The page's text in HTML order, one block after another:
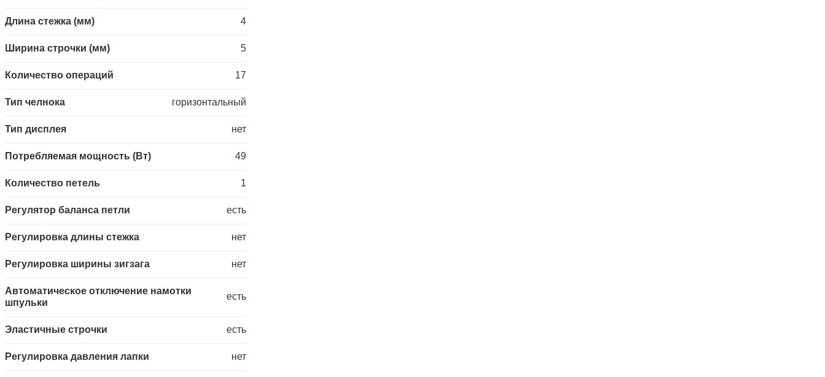
Длина стежка (мм) 4
Ширина строчки (мм) 5
Количество операций 17
Тип челнока горизонтальный
Тип дисплея нет
Потребляемая мощность (Вт) 49
Количество петель 1
Регулятор баланса петли есть
Регулировка длины стежка нет
Регулировка ширины зигзага нет
Автоматическое отключение намотки
шпульки
есть
Эластичные строчки есть
Регулировка давления лапки нет